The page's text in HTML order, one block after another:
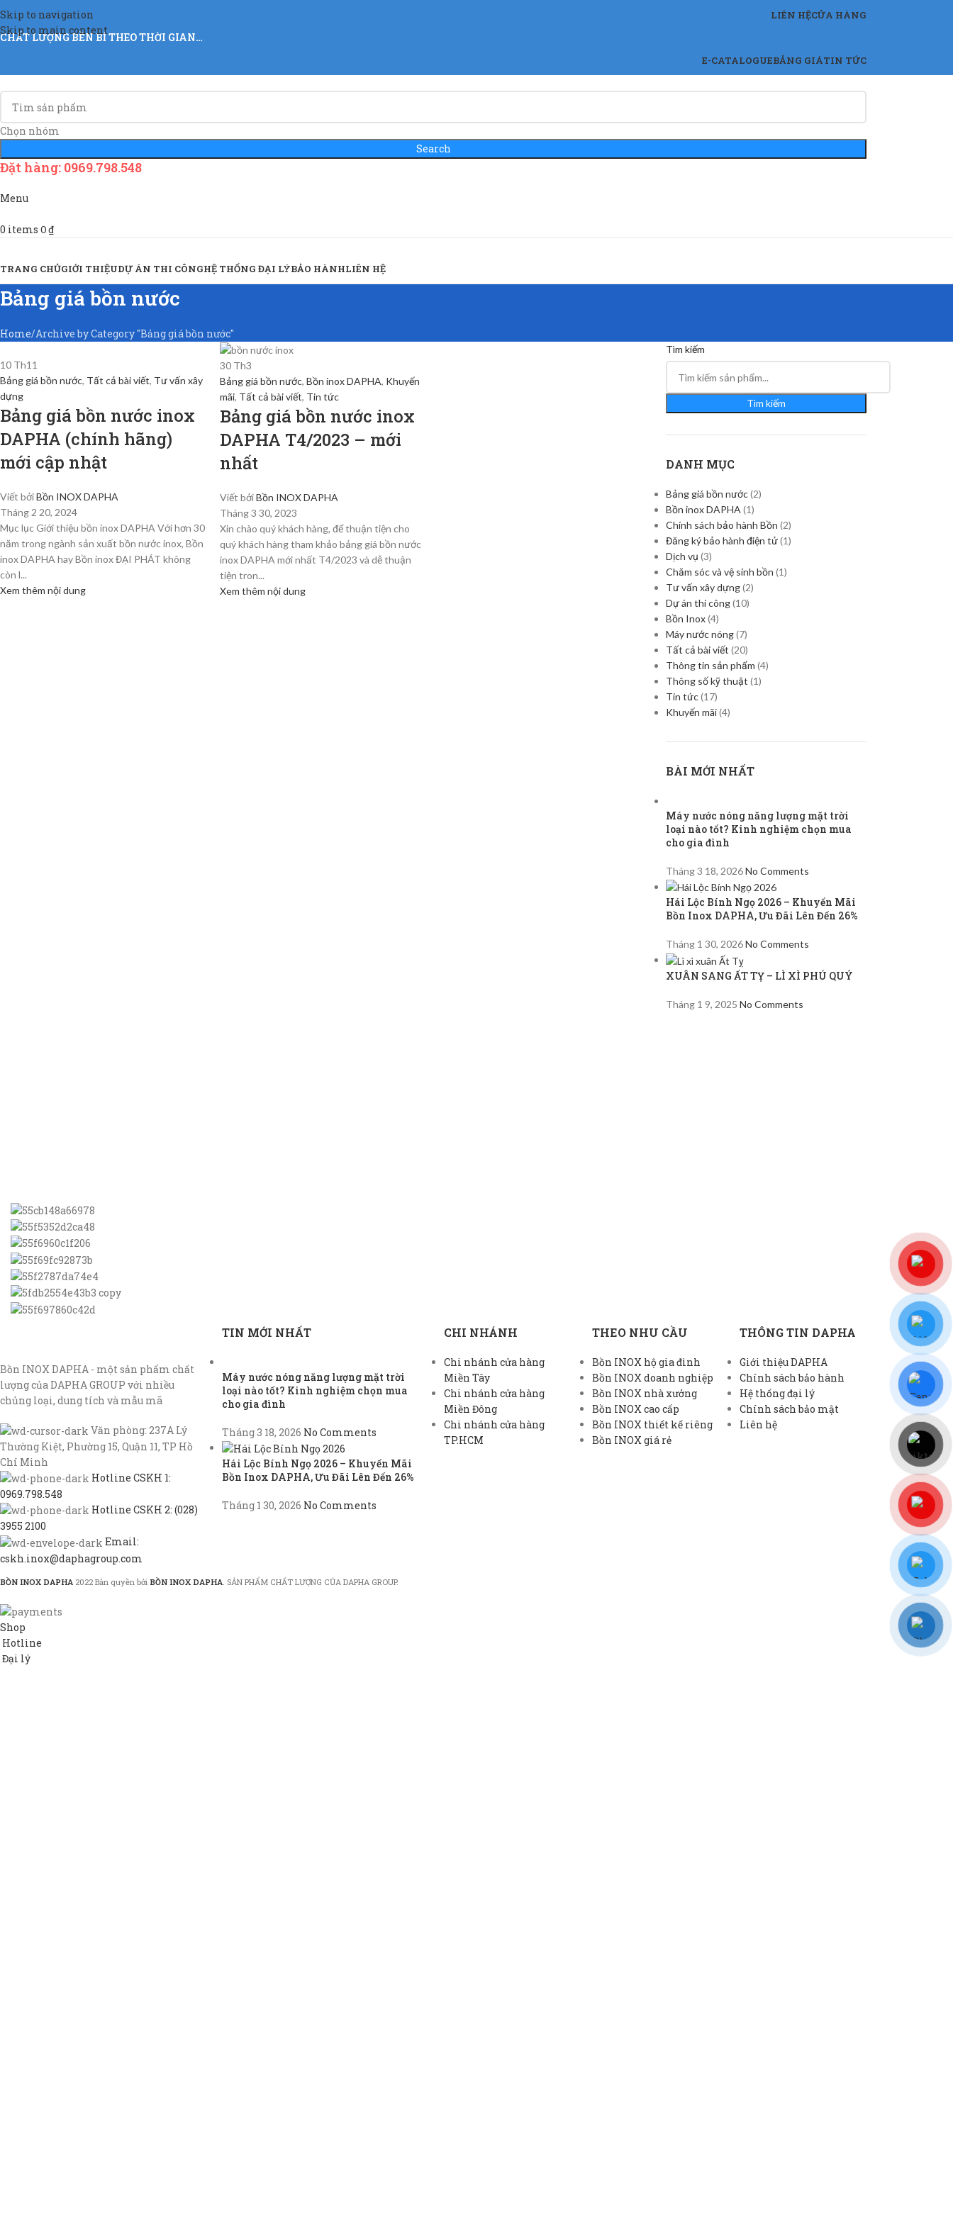
Skip to navigation
Skip to main content
LIÊN HỆCỬA HÀNG
CHẤT LƯỢNG BỀN BỈ THEO THỜI GIAN…
E-CATALOGUEBẢNG GIÁTIN TỨC
Chọn nhóm
Search
Đặt hàng: 0969.798.548
Menu
0 items 0₫
TRANG CHỦGIỚI THIỆUDỰ ÁN THI CÔNGHỆ THỐNG ĐẠI LÝBẢO HÀNHLIÊN HỆ
Bảng giá bồn nước
Home Archive by Category "Bảng giá bồn nước"
10 Th11
Bảng giá bồn nước, Tất cả bài viết, Tư vấn xây
dựng
Bảng giá bồn nước inox
DAPHA (chính hãng)
mới cập nhật
Viết bởiBồn INOX DAPHA
Tháng 2 20, 2024
Mục lục Giới thiệu bồn inox DAPHA Với hơn 30
năm trong ngành sản xuất bồn nước inox, Bồn
inox DAPHA hay Bồn inox ĐẠI PHÁT không
còn l...
Xem thêm nội dung
30 Th3
Bảng giá bồn nước, Bồn inox DAPHA, Khuyến
mãi, Tất cả bài viết, Tin tức
Bảng giá bồn nước inox
DAPHA T4/2023 – mới
nhất
Viết bởiBồn INOX DAPHA
Tháng 3 30, 2023
Xin chào quý khách hàng, để thuận tiện cho
quý khách hàng tham khảo bảng giá bồn nước
inox DAPHA mới nhất T4/2023 và dễ thuận
tiện tron...
Xem thêm nội dung
Tìm kiếm
Tìm kiếm
DANH MỤC
Bảng giá bồn nước(2)
Bồn inox DAPHA (1)
Chính sách bảo hành Bồn (2)
Đăng ký bảo hành điện tử(1)
Dịch vụ (3)
Chăm sóc và vệ sinh bồn (1)
Tư vấn xây dựng(2)
Dự án thi công(10)
Bồn Inox(4)
Máy nước nóng(7)
Tất cả bài viết (20)
Thông tin sản phẩm (4)
Thông số kỹ thuật (1)
Tin tức(17)
Khuyến mãi(4)
BÀI MỚI NHẤT
Máy nước nóng năng lượng mặt trời
loại nào tốt? Kinh nghiệm chọn mua
cho gia đình
Tháng 3 18, 2026No Comments
Hái Lộc Bính Ngọ 2026 – Khuyến Mãi
Bồn Inox DAPHA, Ưu Đãi Lên Đến 26%
Tháng 1 30, 2026No Comments
XUÂN SANG ẤT TỴ – LÌ XÌ PHÚ QUÝ
Tháng 1 9, 2025 No Comments
Bồn INOX DAPHA - một sản phẩm chất
lượng của DAPHA GROUP với nhiều
chủng loại, dung tích và mẫu mã
Văn phòng: 237A Lý
Thường Kiệt, Phường 15, Quận 11, TP Hồ
Chí Minh
Hotline CSKH 1:
0969.798.548
Hotline CSKH 2: (028)
3955 2100
Email:
cskh.inox@daphagroup.com
TIN MỚI NHẤT
Máy nước nóng năng lượng mặt trời
loại nào tốt? Kinh nghiệm chọn mua
cho gia đình
Tháng 3 18, 2026 No Comments
Hái Lộc Bính Ngọ 2026 – Khuyến Mãi
Bồn Inox DAPHA, Ưu Đãi Lên Đến 26%
Tháng 1 30, 2026 No Comments
CHI NHÁNH
Chi nhánh cửa hàng
Miền Tây
Chi nhánh cửa hàng
Miền Đông
Chi nhánh cửa hàng
TP.HCM
THEO NHU CẦU
Bồn INOX hộ gia đình
Bồn INOX doanh nghiệp
Bồn INOX nhà xưởng
Bồn INOX cao cấp
Bồn INOX thiết kế riêng
Bồn INOX giá rẻ
THÔNG TIN DAPHA
Giới thiệu DAPHA
Chính sách bảo hành
Hệ thống đại lý
Chính sách bảo mật
Liên hệ
BỒN INOX DAPHA 2022 Bản quyền bởi BỒN INOX DAPHA . SẢN PHẨM CHẤT LƯỢNG CỦA DAPHA GROUP.
Shop
Hotline
Đại lý